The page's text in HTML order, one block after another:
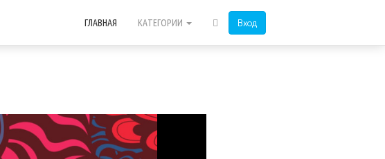
Вход
ГЛАВНАЯ КАТЕГОРИИ